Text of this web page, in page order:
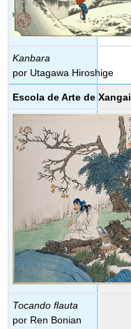
Kanbara
por Utagawa Hiroshige
Escola de Arte de Xangai
Tocando flauta
por Ren Bonian